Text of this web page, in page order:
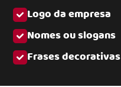
Logo da empresa
Nomes ou slogans
Frases decorativas